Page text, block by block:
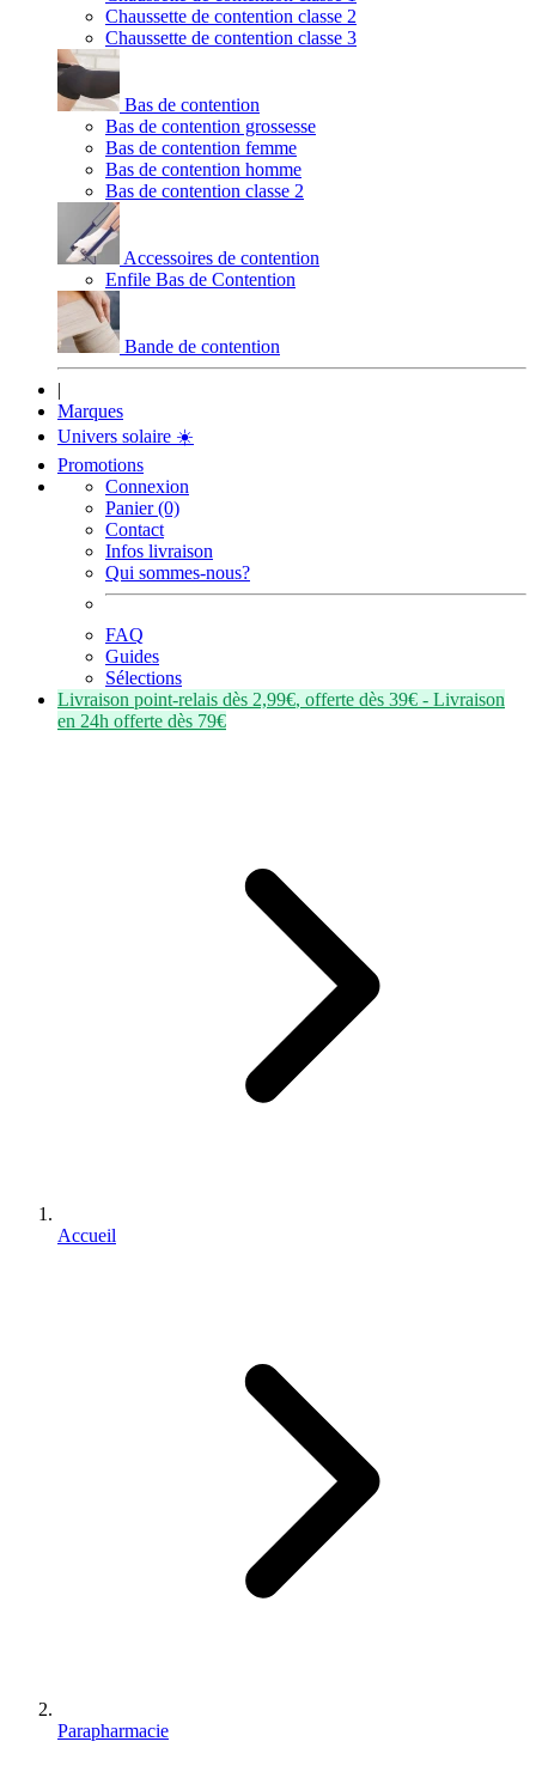
Chaussette de contention classe 2
Chaussette de contention classe 3
Bas de contention
Bas de contention grossesse
Bas de contention femme
Bas de contention homme
Bas de contention classe 2
Accessoires de contention
Enfile Bas de Contention
Bande de contention
|
Marques
Univers solaire ☀️
Promotions
Connexion
Panier (0)
Contact
Infos livraison
Qui sommes-nous?
FAQ
Guides
Sélections
Livraison point-relais dès 2,99€, offerte dès 39€ - Livraison
en 24h offerte dès 79€
Accueil
Parapharmacie